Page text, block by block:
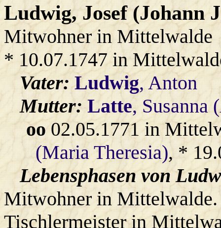
Ludwig, Josef (Johann
Mitwohner in Mittelwalde
* 10.07.1747 in
Vater:Ludwig, Anton
Mutter: Latte, Susanna
oo02.05.1771 in
(Maria Theresia), *
Lebensphasen von
Mitwohner in Mittelwalde.
Tischlermeister in